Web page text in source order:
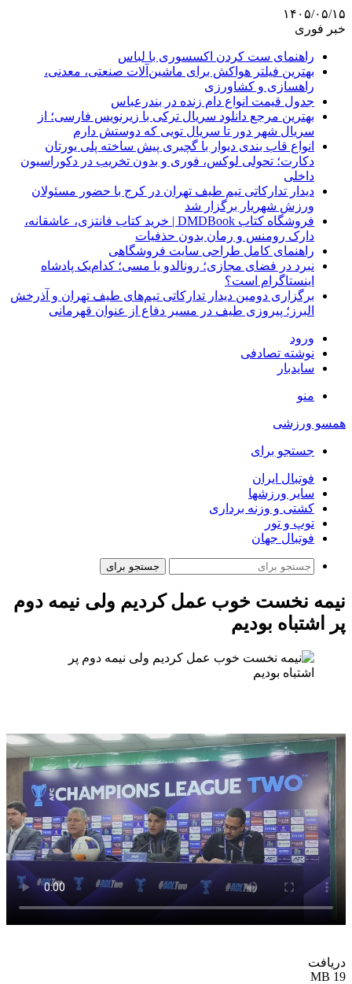
۱۴۰۵/۰۵/۱۵
خبر فوری
راهنمای ست کردن اکسسوری با لباس
بهترین فیلتر هواکش برای ماشین‌آلات صنعتی، معدنی،
راهسازی و کشاورزی
جدول قیمت انواع دام زنده در بندرعباس
بهترین مرجع دانلود سریال ترکی با زیرنویس فارسی؛ از
سریال شهر دور تا سریال تویی که دوستش دارم
انواع قاب بندی دیوار با گچبری پیش ساخته پلی یورتان
دکارت؛ تحولی لوکس، فوری و بدون تخریب در دکوراسیون
داخلی
دیدار تدارکاتی تیم طیف تهران در کرج با حضور مسئولان
ورزش شهریار برگزار شد
فروشگاه کتاب DMDBook | خرید کتاب فانتزی، عاشقانه،
دارک رومنس و رمان بدون حذفیات
راهنمای کامل طراحی سایت فروشگاهی
نبرد در فضای مجازی؛ رونالدو یا مسی؛ کدام‌یک پادشاه
اینستاگرام است؟
برگزاری دومین دیدار تدارکاتی تیم‌های طیف تهران و آذرخش
البرز؛ پیروزی طیف در مسیر دفاع از عنوان قهرمانی
ورود
نوشته تصادفی
سایدبار
منو
همسو ورزشی
جستجو برای
فوتبال ایران
سایر ورزشها
کشتی و وزنه برداری
توپ و تور
فوتبال جهان
جستجو برای
نیمه نخست خوب عمل کردیم ولی نیمه دوم
پر اشتباه بودیم
دریافت
19 MB